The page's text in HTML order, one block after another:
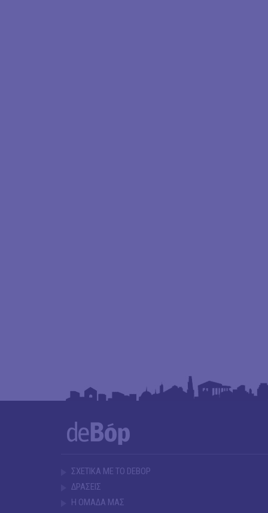
ΣΧΕΤΙΚΑ ΜΕ ΤΟ DEBOP
ΔΡΑΣΕΙΣ
Η ΟΜΑΔΑ ΜΑΣ